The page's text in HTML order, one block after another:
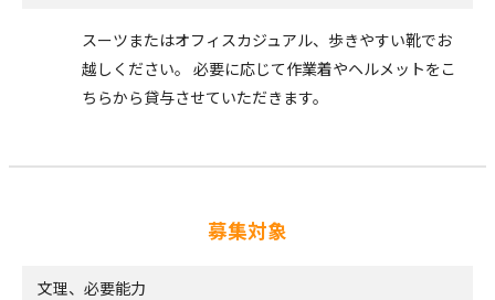
スーツまたはオフィスカジュアル、歩きやすい靴でお
越しください。 必要に応じて作業着やヘルメットをこ
ちらから貸与させていただきます。
募集対象
文理、必要能力